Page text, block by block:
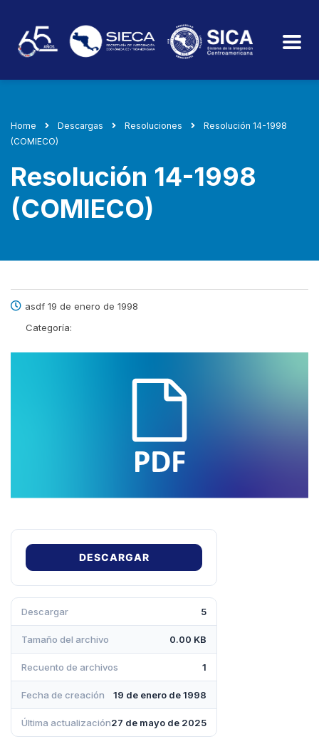
Home Descargas Resoluciones
Resolución 14-1998
(COMIECO)
Resolución 14-1998
(COMIECO)
asdf 19 de enero de 1998
Categoría:
DESCARGAR
Descargar 5
Tamaño del archivo 0.00 KB
Recuento de archivos 1
Fecha de creación 19 de enero de 1998
Última actualización27 de mayo de 2025